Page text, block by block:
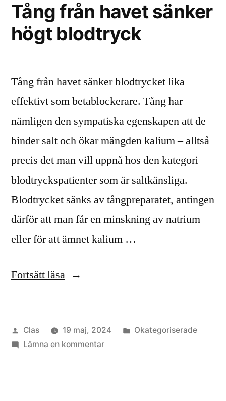
av
Tång från havet sänker
högt blodtryck
Tång från havet sänker blodtrycket lika
effektivt som betablockerare. Tång har
nämligen den sympatiska egenskapen att de
binder salt och ökar mängden kalium – alltså
precis det man vill uppnå hos den kategori
blodtryckspatienter som är saltkänsliga.
Blodtrycket sänks av tångpreparatet, antingen
därför att man får en minskning av natrium
eller för att ämnet kalium …
Fortsätt läsa”Tång
sänker
Publicerat
av
Clas 19 maj, 2024
Publicerat
Okategoriserade
Lämna en kommentartill